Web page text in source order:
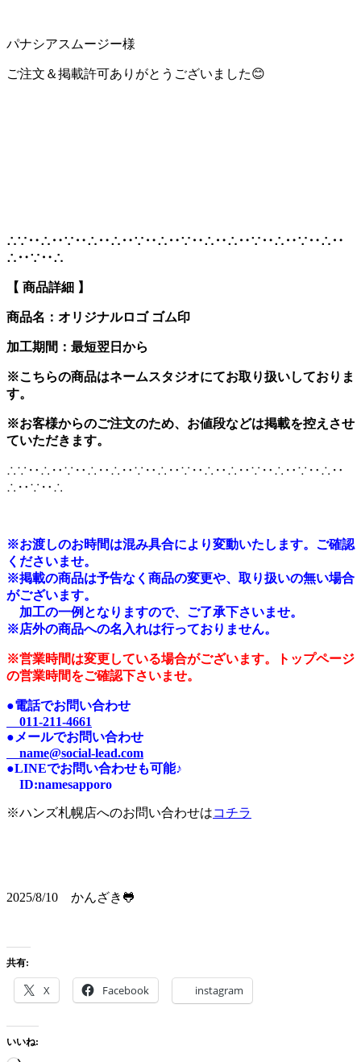
パナシアスムージー様
ご注文＆掲載許可ありがとうございました😊
∴∵‥∴‥∵‥∴‥∴‥∵‥∴‥∵‥∴‥∴‥∵‥∴‥∵‥∴‥
∴‥∵‥∴
【 商品詳細 】
商品名：オリジナルロゴ ゴム印
加工期間：最短翌日から
※こちらの商品はネームスタジオにてお取り扱いしておりま
す。
※お客様からのご注文のため、お値段などは掲載を控えさせ
ていただきます。
∴∵‥∴‥∵‥∴‥∴‥∵‥∴‥∵‥∴‥∴‥∵‥∴‥∵‥∴‥
∴‥∵‥∴
※お渡しのお時間は混み具合により変動いたします。ご確認
くださいませ。
※掲載の商品は予告なく商品の変更や、取り扱いの無い場合
がございます。
加工の一例となりますので、ご了承下さいませ。
※店外の商品への名入れは行っておりません。
※営業時間は変更している場合がございます。トップページ
の営業時間をご確認下さいませ。
●電話でお問い合わせ
011-211-4661
●メールでお問い合わせ
name@social-lead.com
●LINEでお問い合わせも可能♪
ID:namesapporo
※ハンズ札幌店へのお問い合わせはコチラ
2025/8/10 かんざき🐸
共有:
X Facebook instagram
いいね: